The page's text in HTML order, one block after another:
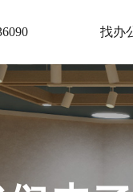
找办